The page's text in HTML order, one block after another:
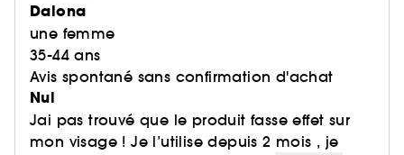
Dalona
une femme
35-44 ans
Avis spontané sans confirmation d'achat
Nul
Jai pas trouvé que le produit fasse effet sur
mon visage ! Je l’utilise depuis 2 mois , je